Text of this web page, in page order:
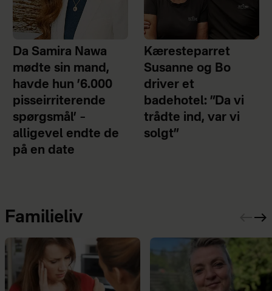
Da Samira Nawa
mødte sin mand,
havde hun ’6.000
pisseirriterende
spørgsmål’ –
alligevel endte de
på en date
Kæresteparret
Susanne og Bo
driver et
badehotel: ”Da vi
trådte ind, var vi
solgt”
Familieliv